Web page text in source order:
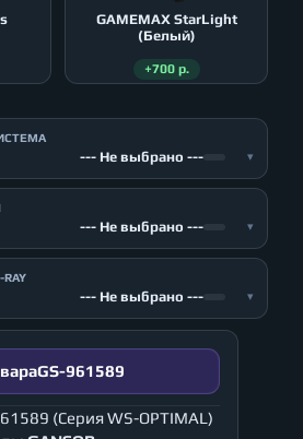
GAMEMAX StarLight
(Белый)
+700 р.
--- Не выбрано --- ▾
--- Не выбрано --- ▾
--- Не выбрано --- ▾
GS-961589
(Серия WS-OPTIMAL)